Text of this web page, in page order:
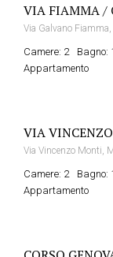
VIA FIAMMA /
Via Galvano
Camere: 2 Bagno:
Appartamento
VIA
Via Vincenzo Monti,
Camere: 2 Bagno:
Appartamento